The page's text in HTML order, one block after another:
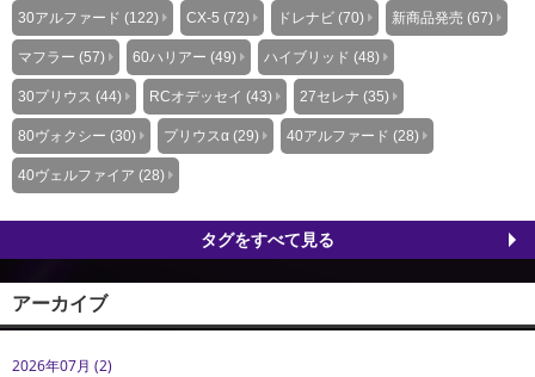
30アルファード (122) CX-5 (72) ドレナビ (70) 新商品発売 (67)
マフラー (57) 60ハリアー (49) ハイブリッド (48)
30プリウス (44) RCオデッセイ (43) 27セレナ (35)
80ヴォクシー (30) プリウスα (29) 40アルファード (28)
40ヴェルファイア (28)
タグをすべて見る
アーカイブ
2026年07月 (2)